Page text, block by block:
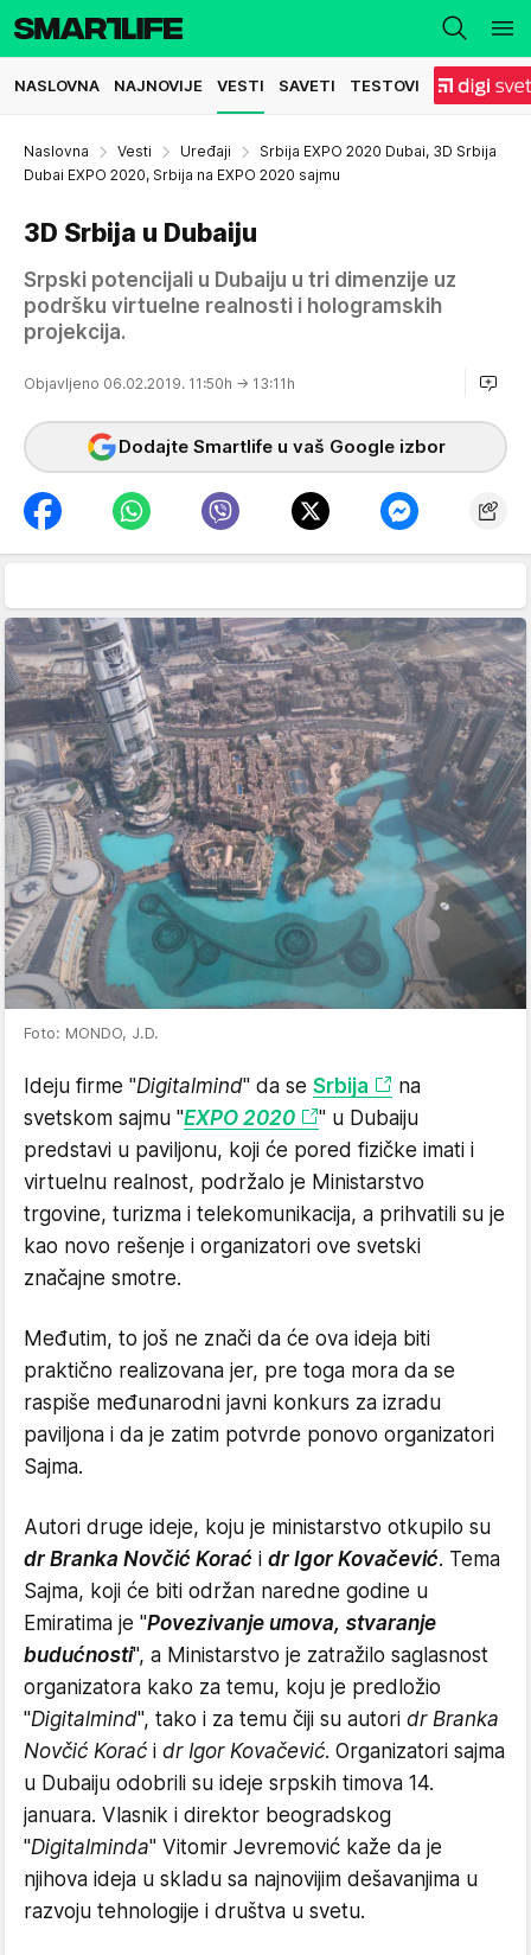
NASLOVNA NAJNOVIJE VESTI SAVETI TESTOVI
Naslovna Vesti Uređaji
Srbija EXPO 2020 Dubai, 3D Srbija
Dubai EXPO 2020, Srbija na EXPO 2020 sajmu
3D Srbija u Dubaiju
Srpski potencijali u Dubaiju u tri dimenzije uz
podršku virtuelne realnosti i hologramskih
projekcija.
Objavljeno 06.02.2019. 11:50h → 13:11h
Dodajte Smartlife u vaš Google izbor
Foto: MONDO, J.D.
Ideju firme "Digitalmind" da se Srbija
na
svetskom sajmu "EXPO 2020
" u Dubaiju
predstavi u paviljonu, koji će pored fizičke imati i
virtuelnu realnost, podržalo je Ministarstvo
trgovine, turizma i telekomunikacija, a prihvatili su je
kao novo rešenje i organizatori ove svetski
značajne smotre.
Međutim, to još ne znači da će ova ideja biti
praktično realizovana jer, pre toga mora da se
raspiše međunarodni javni konkurs za izradu
paviljona i da je zatim potvrde ponovo organizatori
Sajma.
Autori druge ideje, koju je ministarstvo otkupilo su
dr Branka Novčić Korać i dr Igor Kovačević. Tema
Sajma, koji će biti održan naredne godine u
Emiratima je "Povezivanje umova, stvaranje
budućnosti", a Ministarstvo je zatražilo saglasnost
organizatora kako za temu, koju je predložio
"Digitalmind", tako i za temu čiji su autori dr Branka
Novčić Korać i dr Igor Kovačević. Organizatori sajma
u Dubaiju odobrili su ideje srpskih timova 14.
januara. Vlasnik i direktor beogradskog
"Digitalminda" Vitomir Jevremović kaže da je
njihova ideja u skladu sa najnovijim dešavanjima u
razvoju tehnologije i društva u svetu.